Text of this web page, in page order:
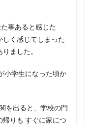
事あると感じた
しく感じてしまった
ました。
小学生になった頃か
を出ると、学校の門
りも すぐに家につ